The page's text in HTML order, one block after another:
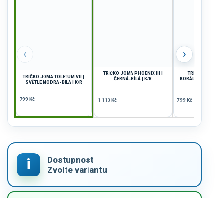
‹
TRIČKO JOMA TOLETUM VII |
SVĚTLE MODRÁ-BÍLÁ | K/R
799 Kč
TRIČKO JOMA PHOENIX III |
ČERNÁ-BÍLÁ | K/R
1 113 Kč
TRIČKO JOMA
KORÁLOVÁ
799 Kč
›